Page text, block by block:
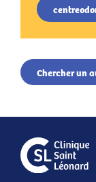
Chercher un